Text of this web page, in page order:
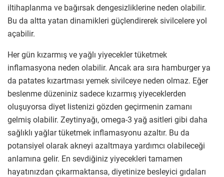
iltihaplanma ve bağırsak dengesizliklerine neden olabilir.
Bu da altta yatan dinamikleri güçlendirerek sivilcelere yol
açabilir.
Her gün kızarmış ve yağlı yiyecekler tüketmek
inflamasyona neden olabilir. Ancak ara sıra hamburger ya
da patates kızartması yemek sivilceye neden olmaz. Eğer
beslenme düzeniniz sadece kızarmış yiyeceklerden
oluşuyorsa diyet listenizi gözden geçirmenin zamanı
gelmiş olabilir. Zeytinyağı, omega-3 yağ asitleri gibi daha
sağlıklı yağlar tüketmek inflamasyonu azaltır. Bu da
potansiyel olarak akneyi azaltmaya yardımcı olabileceği
anlamına gelir. En sevdiğiniz yiyecekleri tamamen
hayatınızdan çıkarmaktansa, diyetinize besleyici gıdaları